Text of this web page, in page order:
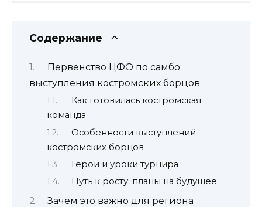
Содержание
Первенство ЦФО по самбо:
выступления костромских борцов
Как готовилась костромская
команда
Особенности выступлений
костромских борцов
Герои и уроки турнира
Путь к росту: планы на будущее
Зачем это важно для региона